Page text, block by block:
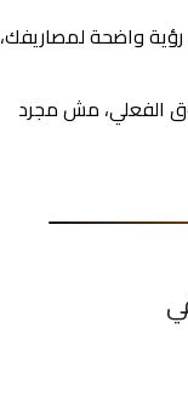
واضحة لمصاريفك،
الفعلي، مش مجرد